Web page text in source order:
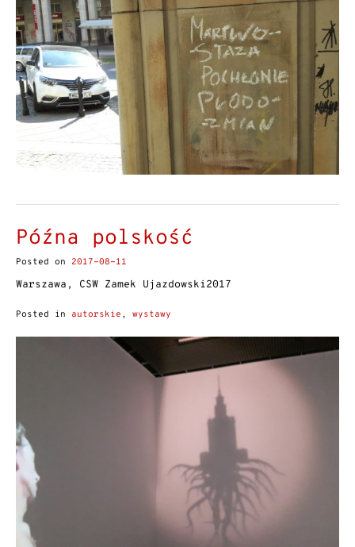
Późna polskość
Posted on 2017-08-11
Warszawa, CSW Zamek Ujazdowski2017
Posted in autorskie , wystawy